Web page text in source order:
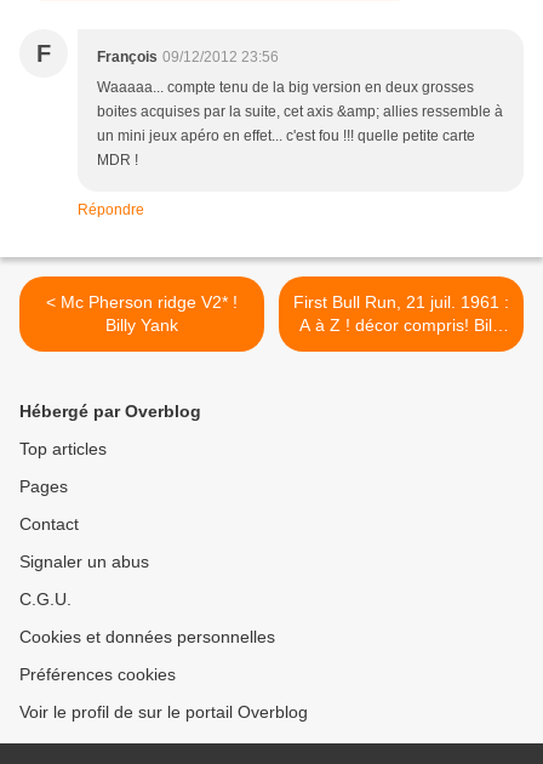
F François 09/12/2012 23:56
Waaaaa... compte tenu de la big version en deux grosses
boites acquises par la suite, cet axis &amp; allies ressemble à
un mini jeux apéro en effet... c'est fou !!! quelle petite carte
MDR !
Répondre
< Mc Pherson ridge V2* !
Billy Yank
First Bull Run, 21 juil. 1961 :
A à Z ! décor compris! Billy
Yank >
Hébergé par Overblog
Top articles
Pages
Contact
Signaler un abus
C.G.U.
Cookies et données personnelles
Préférences cookies
Voir le profil de sur le portail Overblog